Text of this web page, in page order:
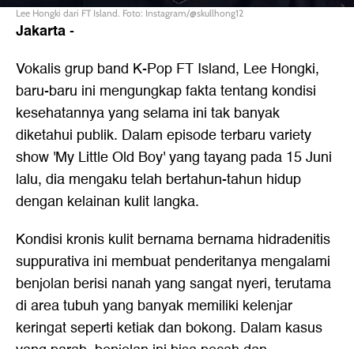
Lee Hongki dari FT Island. Foto: Instagram/@skullhong12
Jakarta-
Vokalis grup band K-Pop FT Island, Lee Hongki,
baru-baru ini mengungkap fakta tentang kondisi
kesehatannya yang selama ini tak banyak
diketahui publik. Dalam episode terbaru variety
show 'My Little Old Boy' yang tayang pada 15 Juni
lalu, dia mengaku telah bertahun-tahun hidup
dengan kelainan kulit langka.
Kondisi kronis kulit bernama bernama hidradenitis
suppurativa ini membuat penderitanya mengalami
benjolan berisi nanah yang sangat nyeri, terutama
di area tubuh yang banyak memiliki kelenjar
keringat seperti ketiak dan bokong. Dalam kasus